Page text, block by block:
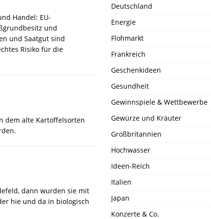
Handel: EU-
und
und Saatgut sind
Risiko für die
dem alte Kartoffelsorten
dann wurden sie mit
hie und da in biologisch
Deutschland
Energie
Flohmarkt
Frankreich
Geschenkideen
Gesundheit
Gewinnspiele & Wettbewerbe
Gewürze und Kräuter
Großbritannien
Hochwasser
Ideen-Reich
Italien
Japan
Konzerte & Co.